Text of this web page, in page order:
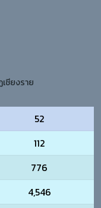
ชียงราย
52
112
776
4,546